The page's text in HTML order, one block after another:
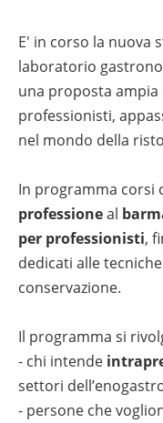
E' in corso la nuova
laboratorio
una proposta
professionisti,
nel mondo della
In programma corsi
professioneal
per professionisti,
dedicati alle
conservazione.
Il programma si
- chi intende
settori
- persone che